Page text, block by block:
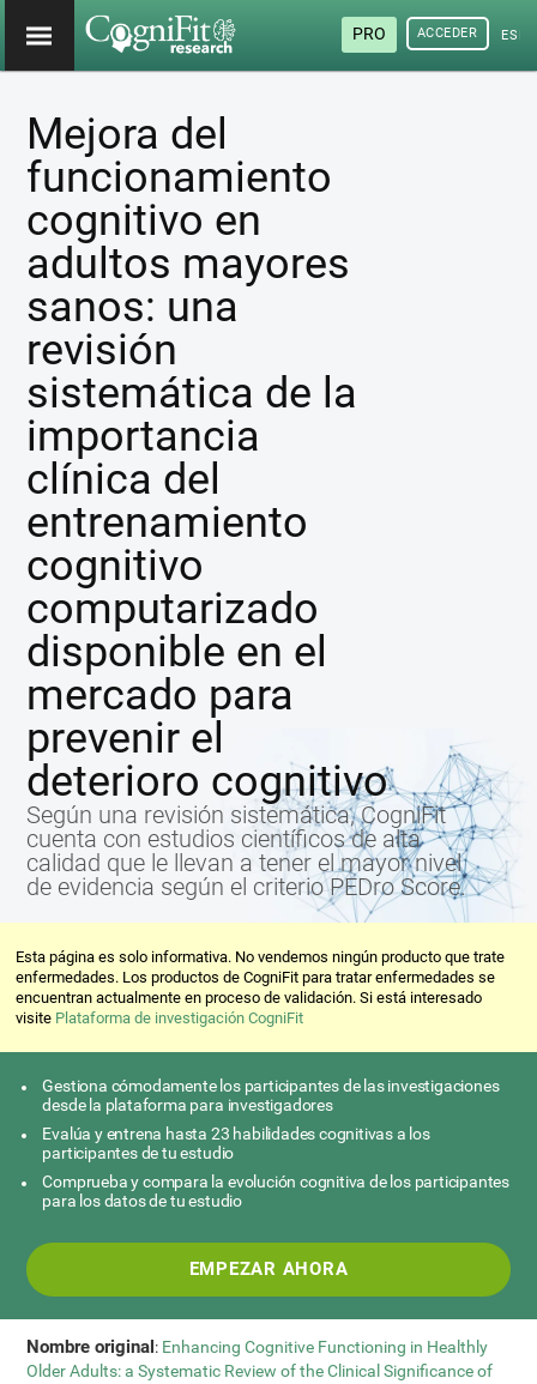
PRO ACCEDER
Mejora del
funcionamiento
cognitivo en
adultos mayores
sanos: una
revisión
sistemática de la
importancia
clínica del
entrenamiento
cognitivo
computarizado
disponible en el
mercado para
prevenir el
deterioro cognitivo
Según una revisión sistemática, CogniFit
cuenta con estudios científicos de alta
calidad que le llevan a tener el mayor nivel
de evidencia según el criterio PEDro Score.
Esta página es solo informativa. No vendemos ningún producto que trate
enfermedades. Los productos de CogniFit para tratar enfermedades se
encuentran actualmente en proceso de validación. Si está interesado
visite Plataforma de investigación CogniFit
Gestiona cómodamente los participantes de las investigaciones
desde la plataforma para investigadores
Evalúa y entrena hasta 23 habilidades cognitivas a los
participantes de tu estudio
Comprueba y compara la evolución cognitiva de los participantes
para los datos de tu estudio
EMPEZAR AHORA
Nombre original: Enhancing Cognitive Functioning in Healthly
Older Adults: a Systematic Review of the Clinical Significance of